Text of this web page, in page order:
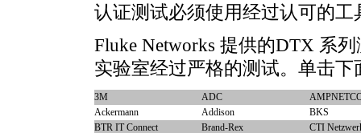
认证测试必须使用经过认可的
Fluke Networks 提供的DTX 系
实验室经过严格的测试。单击
3M ADC
Ackermann
Addison
BKS
BTR IT Connect
Brand-Rex
CTI